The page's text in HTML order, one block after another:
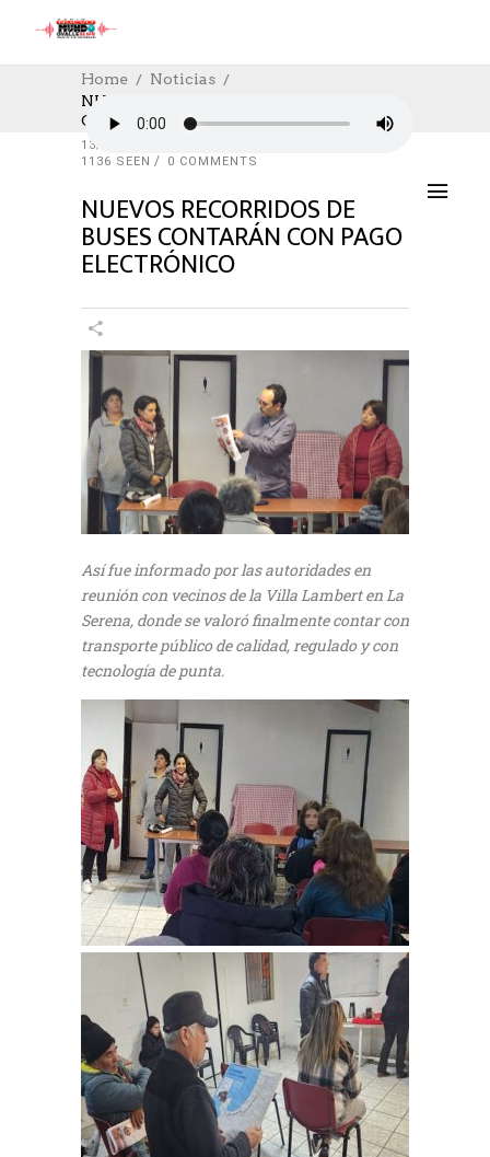
Home
Noticias
NUEVOS RECORRIDOS DE BUSES
CONTARÁN CON PAGO ELECTRÓNICO
NOTICIAS,SALUD,SOCIAL,SOCIAL
13/05/2024
1136 SEEN
0 COMMENTS
NUEVOS RECORRIDOS DE
BUSES CONTARÁN CON PAGO
ELECTRÓNICO
Así fue informado por las autoridades en
reunión con vecinos de la Villa Lambert en La
Serena, donde se valoró finalmente contar con
transporte público de calidad, regulado y con
tecnología de punta.